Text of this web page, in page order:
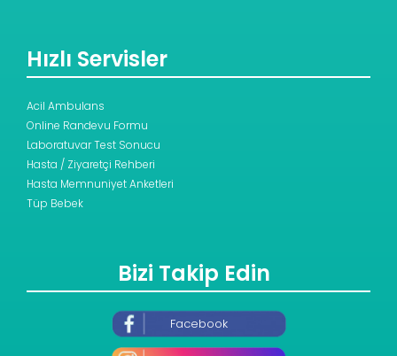
Hızlı Servisler
Acil Ambulans
Online Randevu Formu
Laboratuvar Test Sonucu
Hasta / Ziyaretçi Rehberi
Hasta Memnuniyet Anketleri
Tüp Bebek
Bizi Takip Edin
Facebook